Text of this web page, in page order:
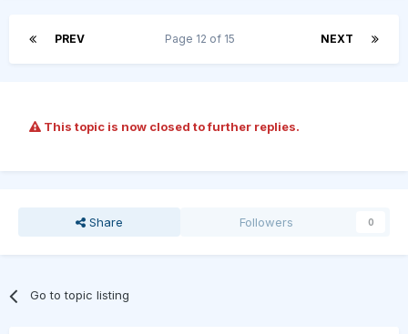
PREV NEXT
Page 12 of 15
This topic is now closed to further replies.
Share Followers 0
Go to topic listing